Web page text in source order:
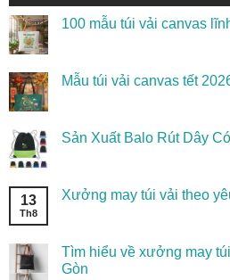
100 mẫu túi vải canvas
Mẫu túi vải canvas tết
Sản Xuất Balo Rút Dây
13
Th8
Xưởng may túi vải theo
Tìm hiểu về xưởng may
Gòn